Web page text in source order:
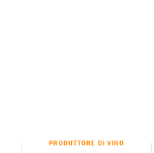
PRODUTTORE DI VINO